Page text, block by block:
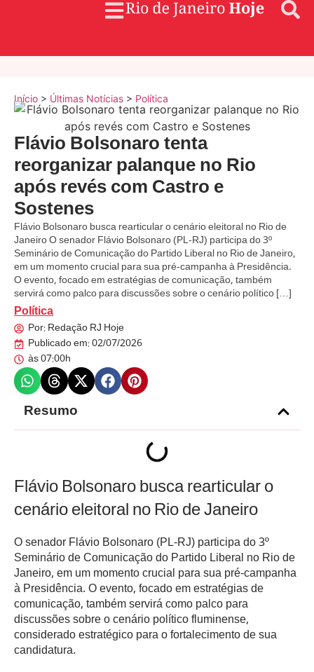
Início > Últimas Notícias > Política
Flávio Bolsonaro tenta
reorganizar palanque no Rio
após revés com Castro e
Sostenes
Flávio Bolsonaro busca rearticular o cenário eleitoral no Rio de
Janeiro O senador Flávio Bolsonaro (PL-RJ) participa do 3º
Seminário de Comunicação do Partido Liberal no Rio de Janeiro,
em um momento crucial para sua pré-campanha à Presidência.
O evento, focado em estratégias de comunicação, também
servirá como palco para discussões sobre o cenário político […]
Política
Por: Redação RJ Hoje
Publicado em:02/07/2026
às07:00h
Resumo
Flávio Bolsonaro busca rearticular o
cenário eleitoral no Rio de Janeiro
O senador Flávio Bolsonaro (PL-RJ) participa do 3º
Seminário de Comunicação do Partido Liberal no Rio de
Janeiro, em um momento crucial para sua pré-campanha
à Presidência. O evento, focado em estratégias de
comunicação, também servirá como palco para
discussões sobre o cenário político fluminense,
considerado estratégico para o fortalecimento de sua
candidatura.